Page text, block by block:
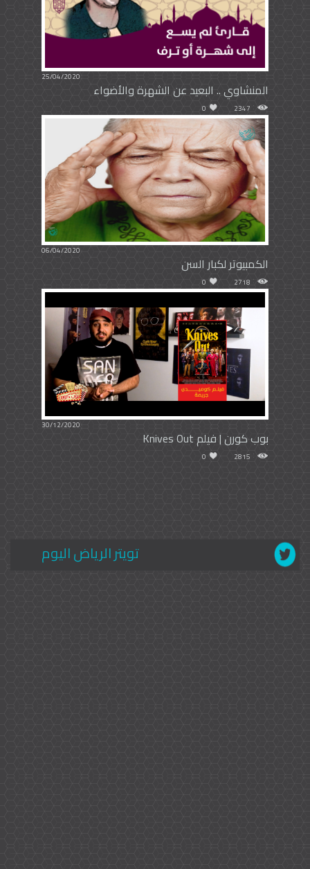
25/04/2020
المنشاوي .. البعيد عن الشهرة والأضواء
2347
0
06/04/2020
الكمبيوتر لكبار السن
2718
0
30/12/2020
بوب كورن | فيلم Knives Out
2815
0
تويتر الرياض اليوم